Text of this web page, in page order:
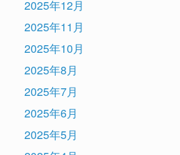
2025年12月
2025年11月
2025年10月
2025年8月
2025年7月
2025年6月
2025年5月